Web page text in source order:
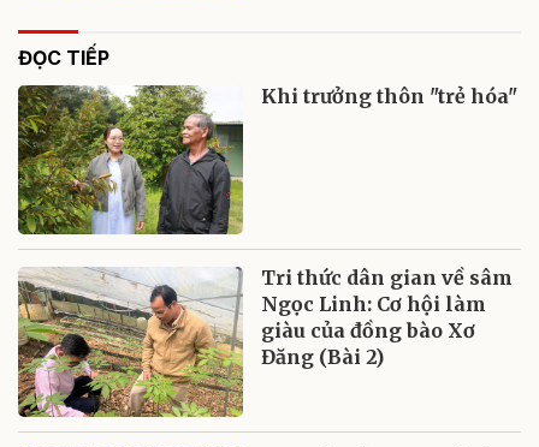
ĐỌC TIẾP
Khi trưởng thôn "trẻ hóa"
Tri thức dân gian về sâm
Ngọc Linh: Cơ hội làm
giàu của đồng bào Xơ
Đăng (Bài 2)